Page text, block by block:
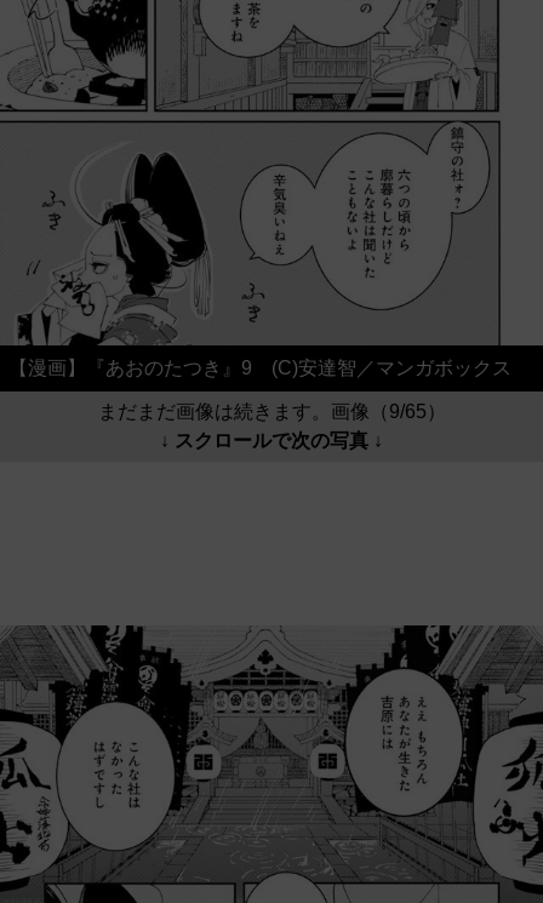
【漫画】『あおのたつき』9 (C)安達智／マンガボックス
まだまだ画像は続きます。画像（9/65）
↓ スクロールで次の写真 ↓